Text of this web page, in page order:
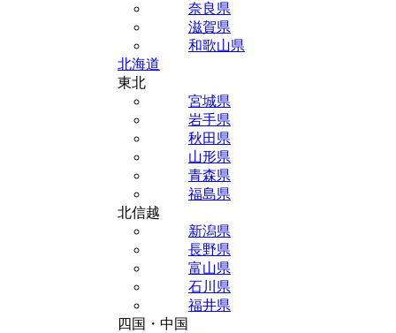
奈良県
滋賀県
和歌山県
北海道
東北
宮城県
岩手県
秋田県
山形県
青森県
福島県
北信越
新潟県
長野県
富山県
石川県
福井県
四国・中国